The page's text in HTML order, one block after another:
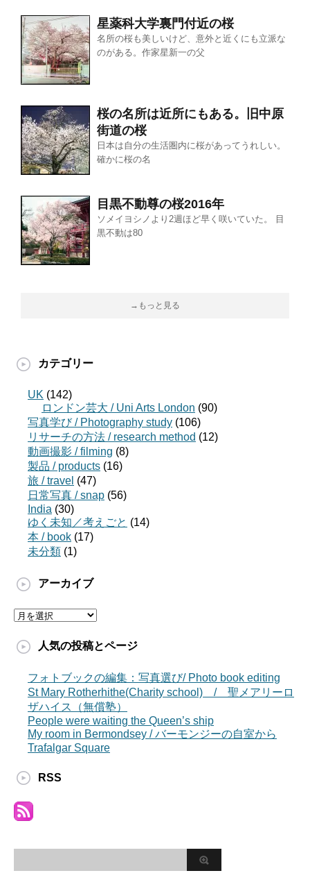
星薬科大学裏門付近の桜
名所の桜も美しいけど、意外と近くにも立派な
のがある。作家星新一の父
桜の名所は近所にもある。旧中原
街道の桜
日本は自分の生活圏内に桜があってうれしい。
確かに桜の名
目黒不動尊の桜2016年
ソメイヨシノより2週ほど早く咲いていた。 目
黒不動は80
→もっと見る
カテゴリー
UK (142)
ロンドン芸大 / Uni Arts London (90)
写真学び / Photography study (106)
リサーチの方法 / research method (12)
動画撮影 / filming (8)
製品 / products (16)
旅 / travel (47)
日常写真 / snap (56)
India (30)
ゆく未知／考えごと (14)
本 / book (17)
未分類 (1)
アーカイブ
ア
カ
人気の投稿とページ
フォトブックの編集：写真選び/ Photo book editing
St Mary Rotherhithe(Charity school) / 聖メアリーロ
ザハイス（無償塾）
People were waiting the Queen’s ship
My room in Bermondsey / バーモンジーの自室から
Trafalgar Square
RSS